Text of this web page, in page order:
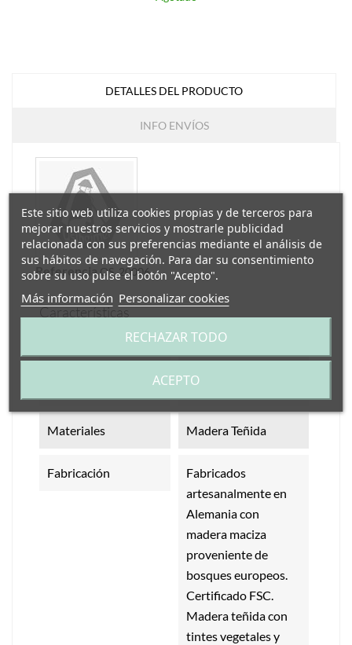
DETALLES DEL PRODUCTO
INFO ENVÍOS
ReferenciaOS_20006
Características
+36 meses
Altura: 6,5 cm
Materiales Madera Teñida
Fabricación
Fabricados
artesanalmente en
Alemania con
madera maciza
proveniente de
bosques europeos.
Certificado FSC.
Madera teñida con
tintes vegetales y
Este sitio web utiliza cookies propias y de terceros para
mejorar nuestros servicios y mostrarle publicidad
relacionada con sus preferencias mediante el análisis de
sus hábitos de navegación. Para dar su consentimiento
sobre su uso pulse el botón "Acepto".
Más información Personalizar cookies
RECHAZAR TODO
ACEPTO